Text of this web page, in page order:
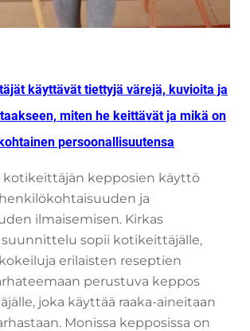
käyttävät tiettyjä värejä, kuvioita ja
miten he keittävät ja mikä on
persoonallisuutensa
kepposien käyttö
ja
ilmaisemisen. Kirkas
sopii kotikeittäjälle,
erilaisten reseptien
perustuva keppos
joka käyttää raaka-aineitaan
Monissa kepposissa on